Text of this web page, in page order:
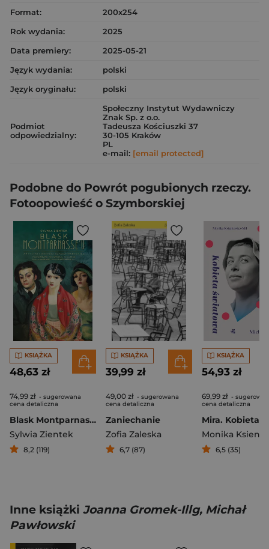
Format:
200x254
Rok wydania:
2025
Data premiery:
2025-05-21
Język wydania:
polski
Język oryginału:
polski
Podmiot
odpowiedzialny:
Społeczny Instytut Wydawniczy
Znak Sp. z o.o.
Tadeusza Kościuszki 37
30-105 Kraków
PL
e-mail: [email protected]
Podobne do Powrót pogubionych rzeczy.
Fotoopowieść o Szymborskiej
KSIĄŻKA
48,63 zł
74,99 zł - sugerowana
cena detaliczna
Blask Montparnasse'u. Artystki i artyści Szkoły Paryskiej
Sylwia Zientek
8,2 (119)
KSIĄŻKA
39,99 zł
49,00 zł - sugerowana
cena detaliczna
Zaniechanie
Zofia Zaleska
6,7 (87)
KSIĄŻKA
54,93 zł
69,99 zł -
cena detaliczna
6,5 (35)
Inne książki Joanna Gromek-Illg, Michał
Pawłowski